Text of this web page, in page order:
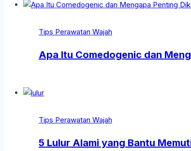
Tips Perawatan Wajah
Apa Itu Comedogenic dan
Tips Perawatan Wajah
5 Lulur Alami yang Bantu